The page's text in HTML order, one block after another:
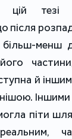
цій тезі
після
більш-менш
й
Іншими
піти